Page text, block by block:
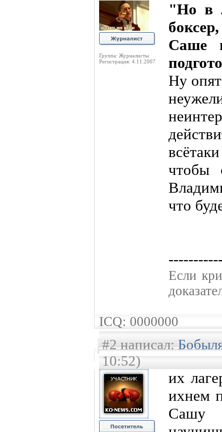
Группа: Журналисты
Регистрация: 4.11.2007
"Но в
Саше
Ну
чтобы
что
Если
ICQ: 0000000
#2 написал:
10:52)
их
ихнем